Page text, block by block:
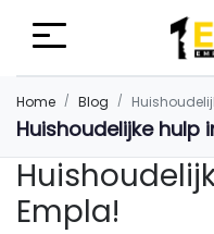
Home Blog
Huishoudelijke hulp
Empla!